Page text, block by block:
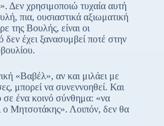
Δεν χρησιμοποιώ τυχαία αυτή
πια, ουσιαστικά αξιωματική
της Βουλής, είναι οι
δεν έχει ξανασυμβεί ποτέ στην
«Βαβέλ», αν και μιλάει με
μπορεί να συνεννοηθεί. Και
σε ένα κοινό σύνθημα: «να
ο Μητσοτάκης». Λοιπόν, δεν θα